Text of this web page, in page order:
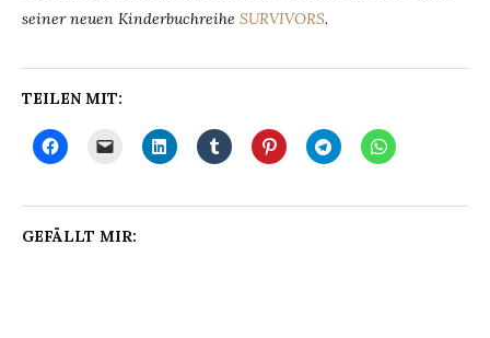
seiner neuen Kinderbuchreihe SURVIVORS.
TEILEN MIT:
GEFÄLLT MIR: